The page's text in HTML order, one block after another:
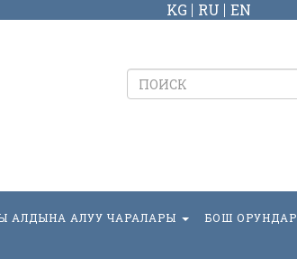
KG RU EN
АЛДЫНА АЛУУ ЧАРАЛАРЫ БОШ ОРУНДАР